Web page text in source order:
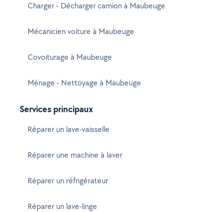
Charger - Décharger camion à Maubeuge
Mécanicien voiture à Maubeuge
Covoiturage à Maubeuge
Ménage - Nettoyage à Maubeuge
Services principaux
Réparer un lave-vaisselle
Réparer une machine à laver
Réparer un réfrigérateur
Réparer un lave-linge